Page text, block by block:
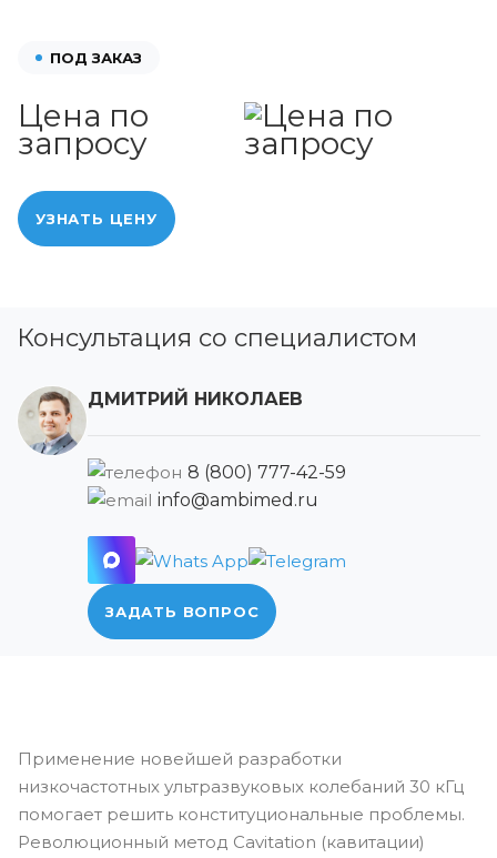
ПОД ЗАКАЗ
Цена по
запросу
УЗНАТЬ ЦЕНУ
Консультация со специалистом
ДМИТРИЙ НИКОЛАЕВ
8 (800) 777-42-59
info@ambimed.ru
ЗАДАТЬ ВОПРОС
Применение новейшей разработки
низкочастотных ультразвуковых колебаний 30 кГц
помогает решить конституциональные проблемы.
Революционный метод Cavitation (кавитации)